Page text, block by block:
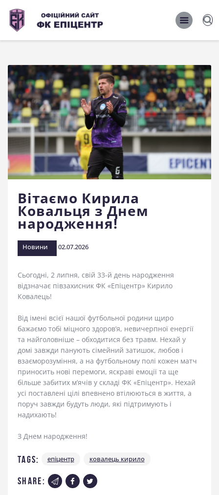
ОФІЦІЙНИЙ САЙТ ФК ЕПІЦЕНТР
ОФІЦІЙНИЙ САЙТ ФК ЕПІЦЕНТР
Головна
Новини
Команда
Матчі 2026/2027
Фото
Історія
Клуб
Фан-шоп
Правила поведінки на
стадіоні
Вітаємо Кирила
Ковальця з Днем
народження!
Новини 02.07.2026
Сьогодні, 2 липня, свій 33-й день народження
відзначає півзахисник ФК «Епіцентр» Кирило
Ковалець!
Від імені всієї нашої футбольної родини щиро
бажаємо тобі міцного здоров’я, невичерпної енергії
та найголовніше – обходитися без травм. Нехай у
домі завжди панують сімейний затишок, любов і
взаєморозуміння, а на футбольному полі кожен матч
приносить нові перемоги, яскраві емоції та ще
більше забитих м’ячів у складі ФК «Епіцентр». Нехай
усі поставлені цілі впевнено втілюються в життя, а
поруч завжди будуть люди, які підтримують і
надихають!
З Днем народження!
Tags: епіцентр ковалець кирило
share: